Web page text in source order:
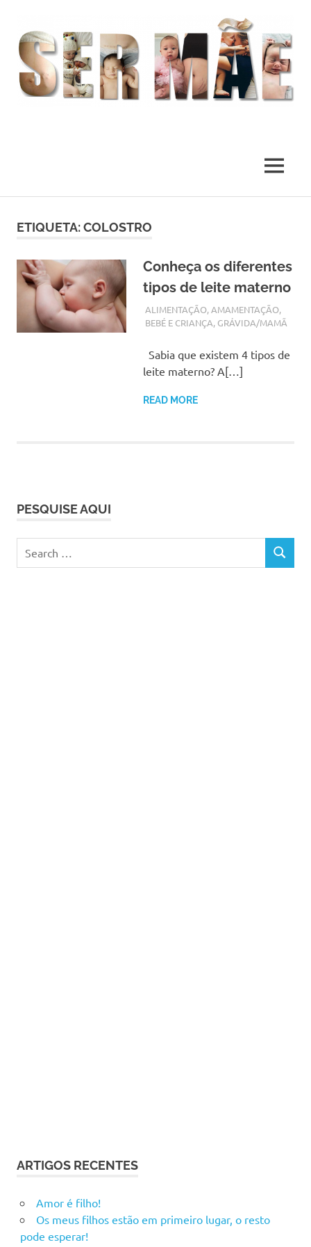
MENU
ETIQUETA:COLOSTRO
Conheça os diferentes
tipos de leite materno
OUTUBRO 6, 2017
ADMIN
ALIMENTAÇÃO,AMAMENTAÇÃO,
BEBÉ E CRIANÇA, GRÁVIDA/MAMÃ
Sabia que existem 4 tipos de
leite materno? A[…]
READ MORE
PESQUISE AQUI
for:
SEARCH
ARTIGOS RECENTES
Amor é filho!
Os meus filhos estão em primeiro lugar, o resto
pode esperar!